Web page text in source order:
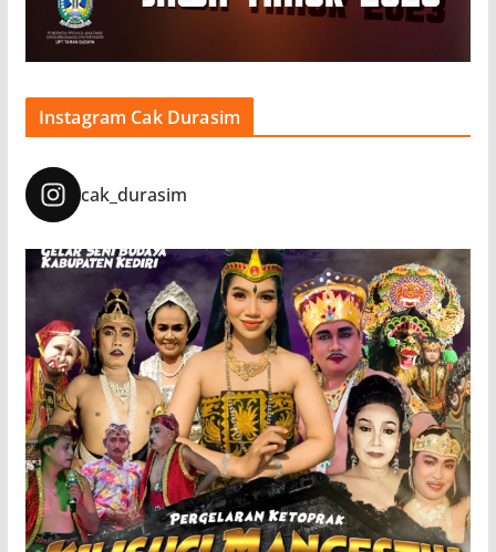
Instagram Cak Durasim
cak_durasim